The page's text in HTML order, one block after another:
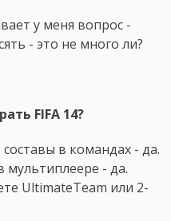
у меня вопрос -
- это не много ли?
FIFA 14?
в командах - да.
мультиплеере - да.
UltimateTeam или 2-